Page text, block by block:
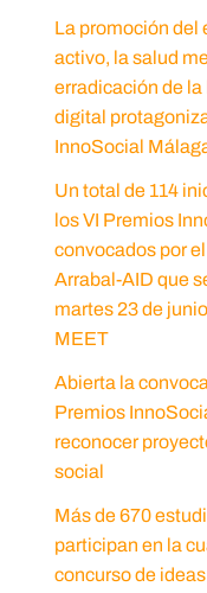
La promoción del
activo, la salud
erradicación de
digital
InnoSocial
Un total de 114
los VI Premios
convocados por
Arrabal-AID que
martes 23 de
MEET
Abierta la
Premios
reconocer
social
Más de 670
participan en la
concurso de